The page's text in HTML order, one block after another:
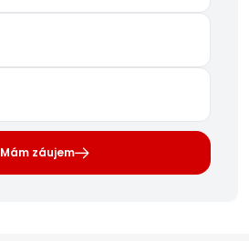
Mám záujem